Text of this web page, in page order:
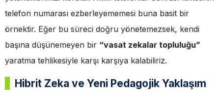
telefon numarası ezberleyememesi buna basit bir
örnektir. Eğer bu süreci doğru yönetemezsek, kendi
başına düşünemeyen bir “vasat zekalar topluluğu”
yaratma tehlikesiyle karşı karşıya kalabiliriz.
Hibrit Zeka ve Yeni Pedagojik Yaklaşım